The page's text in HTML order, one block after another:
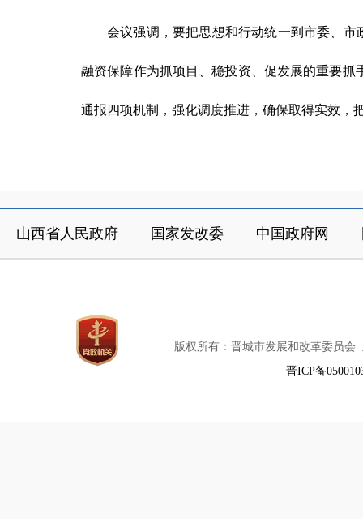
会议强调，要把思想和行动统一到市委、市
融资保障作为抓项目、稳投资、促发展的重要
通报四项机制，强化调度推进，确保取得实效，
山西省人民政府 国家发改委 中国政府网
版权所有：晋城市发展和改革委员会
晋ICP备